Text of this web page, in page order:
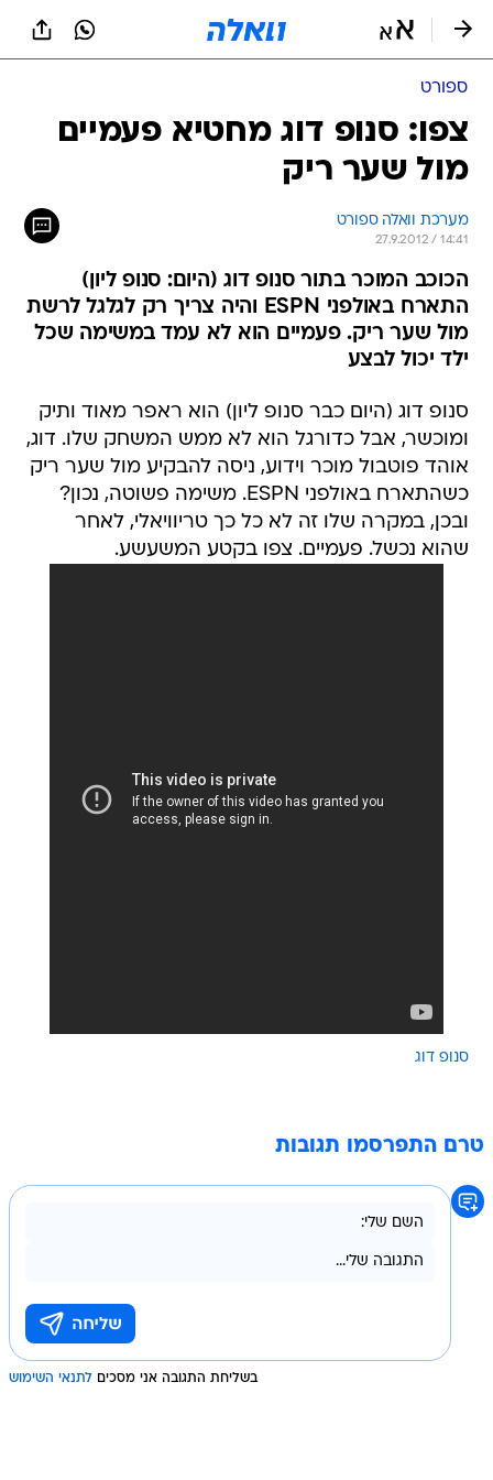
ספורט
צפו: סנופ דוג מחטיא פעמיים
מול שער ריק
מערכת וואלה ספורט
27.9.2012 / 14:41
הכוכב המוכר בתור סנופ דוג (היום: סנופ ליון)
התארח באולפני ESPN והיה צריך רק לגלגל לרשת
מול שער ריק. פעמיים הוא לא עמד במשימה שכל
ילד יכול לבצע
סנופ דוג (היום כבר סנופ ליון) הוא ראפר מאוד ותיק
ומוכשר, אבל כדורגל הוא לא ממש המשחק שלו. דוג,
אוהד פוטבול מוכר וידוע, ניסה להבקיע מול שער ריק
כשהתארח באולפני ESPN. משימה פשוטה, נכון?
ובכן, במקרה שלו זה לא כל כך טריוויאלי, לאחר
שהוא נכשל. פעמיים. צפו בקטע המשעשע.
סנופ דוג
טרם התפרסמו תגובות
בשליחת התגובה אני מסכים לתנאי השימוש